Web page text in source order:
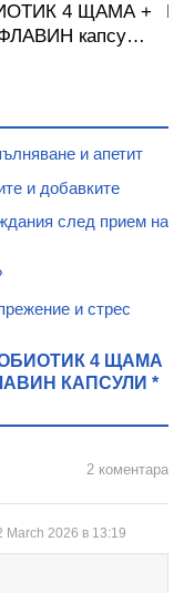
4 ЩАМА +
капсули
и апетит
и добавките
след прием на
и стрес
4 ЩАМА
КАПСУЛИ *
2 коментара
March 2026 в 13:19